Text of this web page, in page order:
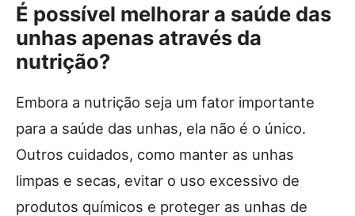
É possível melhorar a saúde das
unhas apenas através da
nutrição?
Embora a nutrição seja um fator importante
para a saúde das unhas, ela não é o único.
Outros cuidados, como manter as unhas
limpas e secas, evitar o uso excessivo de
produtos químicos e proteger as unhas de